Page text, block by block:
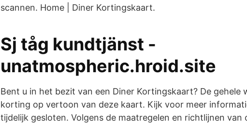
scannen. Home | Diner Kortingskaart.
Sj tåg kundtjänst -
unatmospheric.hroid.site
Bent u in het bezit van een Diner Kortingskaart? De gehele
korting op vertoon van deze kaart. Kijk voor meer
tijdelijk gesloten. Volgens de maatregelen en richtlijnen van